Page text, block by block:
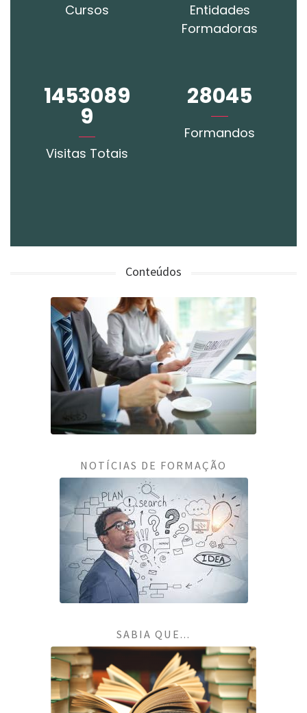
Cursos
Entidades
Formadoras
1453089
9
Visitas Totais
28045
Formandos
Conteúdos
NOTÍCIAS DE FORMAÇÃO
SABIA QUE...